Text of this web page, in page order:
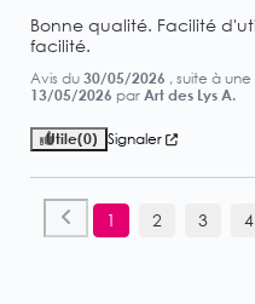
Bonne qualité. Facilité
facilité.
Avis du 30/05/2026 , suite à
13/05/2026 par Art des Lys A.
Utile(0) Signaler
1 2 3 4